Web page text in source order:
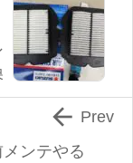
ンテやる
 Prev